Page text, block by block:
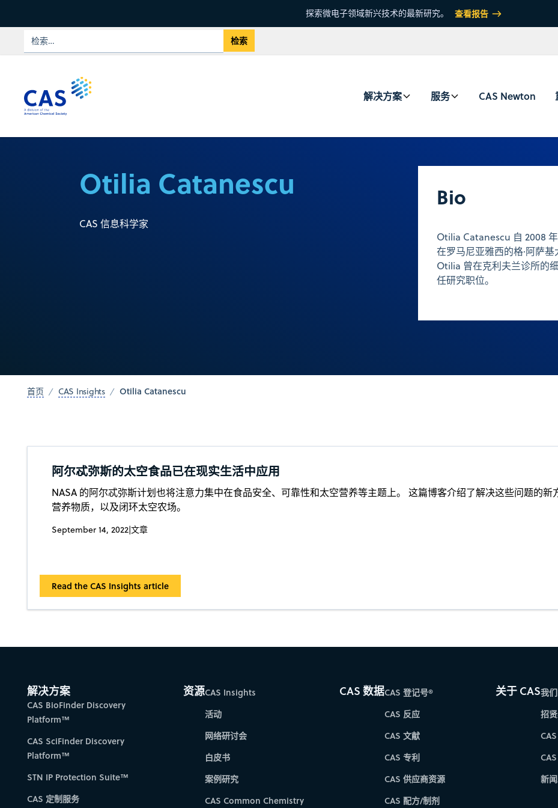
探索微电子领域新兴技术的最新研究。 查看报告
解决方案 服务 CAS Newton
Otilia Catanescu
CAS 信息科学家
Bio
Otilia Catanescu 自 2008
在罗马尼亚雅西的格·阿萨
Otilia 曾在克利夫兰诊所的
任研究职位。
首页 CAS Insights Otilia Catanescu
阿尔忒弥斯的太空食品已在现实生活中应用
NASA 的阿尔忒弥斯计划也将注意力集中在食品安全、可靠性和太空营养等主题上。 这篇博客介绍了解决这些问题的
营养物质，以及闭环太空农场。
September 14, 2022|文章
Read the CAS Insights article
解决方案
CAS BioFinder Discovery
Platform™
CAS SciFinder Discovery
Platform™
STN IP Protection Suite™
CAS 定制服务
资源CAS Insights
活动
网络研讨会
白皮书
案例研究
CAS Common Chemistry
CAS 数据CAS 登记号®
CAS 反应
CAS 文献
CAS 专利
CAS 供应商资源
CAS 配方/制剂
关于 CAS我
招
新